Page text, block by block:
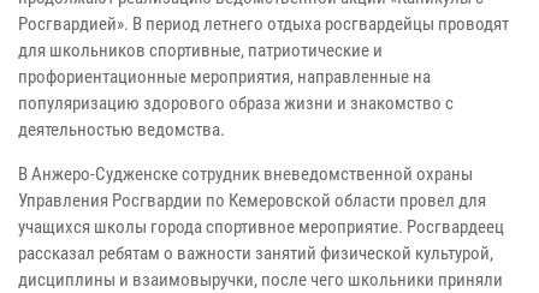
Росгвардией». В период летнего отдыха росгвардейцы проводят
для школьников спортивные, патриотические и
профориентационные мероприятия, направленные на
популяризацию здорового образа жизни и знакомство с
деятельностью ведомства.
В Анжеро-Судженске сотрудник вневедомственной охраны
Управления Росгвардии по Кемеровской области провел для
учащихся школы города спортивное мероприятие. Росгвардеец
рассказал ребятам о важности занятий физической культурой,
дисциплины и взаимовыручки, после чего школьники приняли